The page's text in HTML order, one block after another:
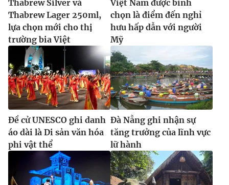
® Cấm sao chép dưới mọi hình thức nếu không có sự chấp
thuận bằng văn bản. Ghi rõ nguồn VTV.vn khi phát hành lại
thông tin từ website này.
Thabrew Silver và
Thabrew Lager 250ml,
lựa chọn mới cho thị
trường bia Việt
Việt Nam được bình
chọn là điểm đến nghỉ
hưu hấp dẫn với người
Mỹ
Đề cử UNESCO ghi danh
áo dài là Di sản văn hóa
phi vật thể
Đà Nẵng ghi nhận sự
tăng trưởng của lĩnh vực
lữ hành